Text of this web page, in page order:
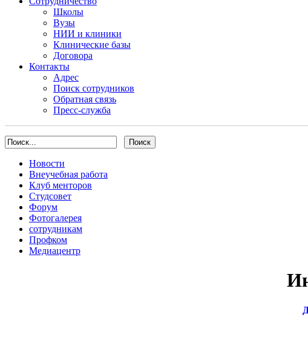
Школы
Вузы
НИИ и клиники
Клинические базы
Договора
Контакты
Адрес
Поиск сотрудников
Обратная связь
Пресс-служба
Новости
Внеучебная работа
Клуб менторов
Студсовет
Форум
Фотогалерея
сотрудникам
Профком
Медиацентр